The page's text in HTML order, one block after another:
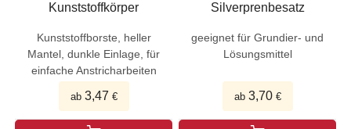
Kunststoffkörper
Kunststoffborste, heller
Mantel, dunkle Einlage, für
einfache Anstricharbeiten
ab 3,47 €
Silverprenbesatz
geeignet für Grundier- und
Lösungsmittel
ab 3,70€